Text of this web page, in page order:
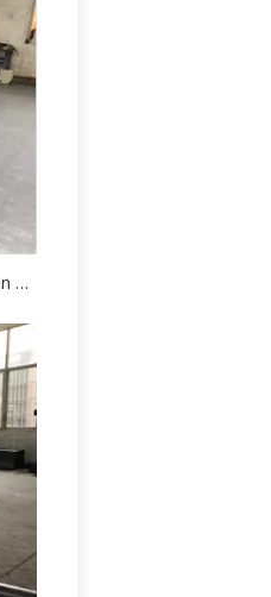
Die Vor- und Nachteile einer hydraulischen Rohrbiegemaschine.